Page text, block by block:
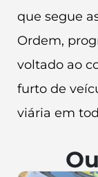
que segue
Ordem,
voltado ao
furto de
viária em